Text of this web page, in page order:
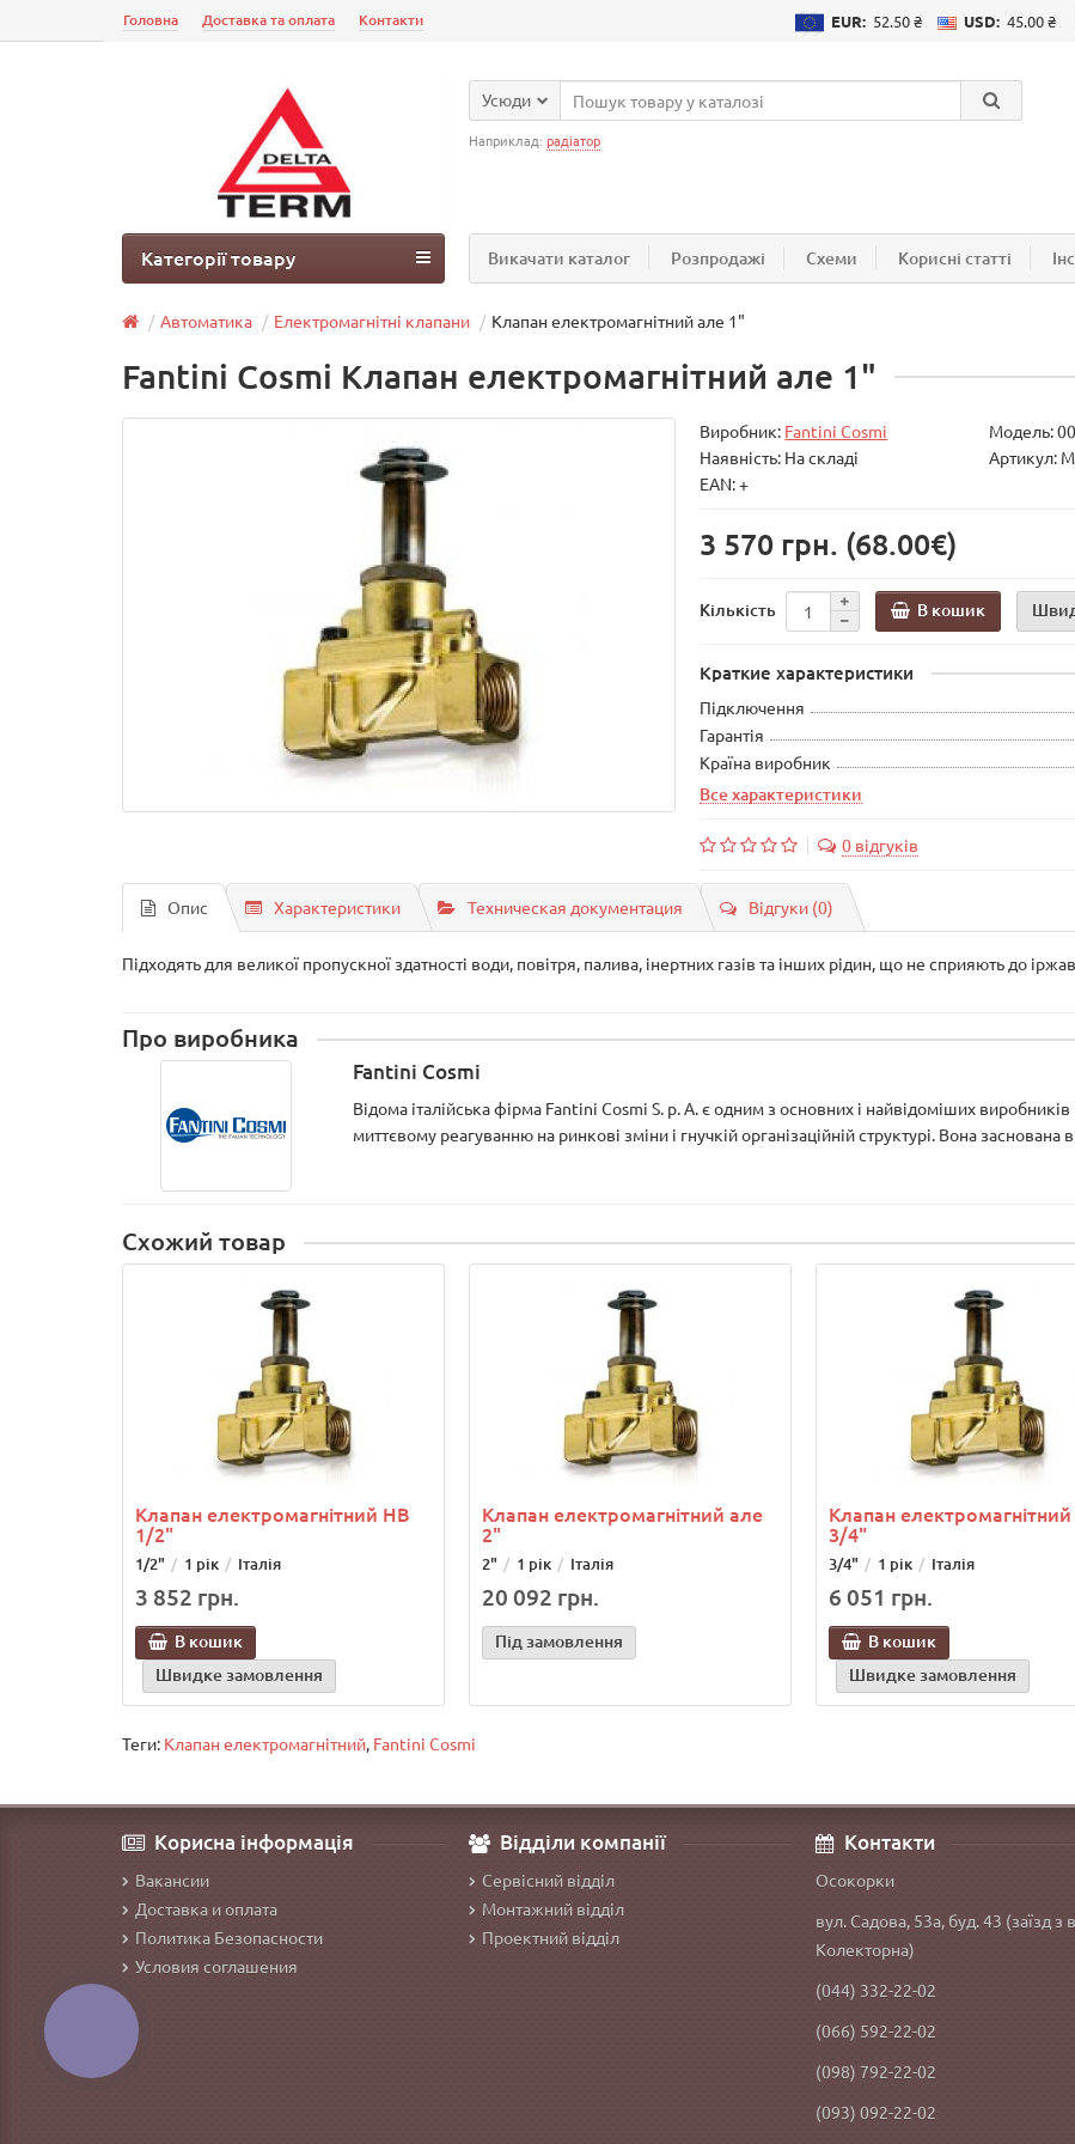
EUR: 52.50 ₴ USD: 45.00 ₴
Головна Доставка та оплата Контакти
Усюди
Наприклад: радіатор
Викачати каталог Розпродажі Схеми Корисні статті
Категорії товару
Автоматика Електромагнітні клапани Клапан електромагнітний але 1"
Fantini Cosmi Клапан електромагнітний але 1"
Виробник: Fantini Cosmi Модель:
Наявність: На складі
Артикул:
EAN: +
3 570 грн. (68.00€)
Кількість В кошик
Краткие характеристики
Підключення
Гарантія
Країна виробник
Все характеристики
0 відгуків
Опис Характеристики Техническая документация Відгуки (0)
Підходять для великої пропускної здатності води, повітря, палива, інертних газів та інших рідин, що не сприяють до
Про виробника
Fantini Cosmi
Відома італійська фірма Fantini Cosmi S. p. A. є одним з основних і найвідоміших
миттєвому реагуванню на ринкові зміни і гнучкій організаційній структурі. Вона заснована
Схожий товар
Клапан електромагнітний НВ
1/2"
1/2" 1 рік Італія
3 852 грн.
В кошик
Швидке замовлення
Клапан електромагнітний але
2"
2" 1 рік Італія
20 092 грн.
Під замовлення
Клапан
3/4"
3/4" 1 рік Італія
6 051 грн.
В кошик
Швидке замовлення
Теги: Клапан електромагнітний, Fantini Cosmi
Корисна інформація
Вакансии
Доставка и оплата
Политика Безопасности
Условия соглашения
Відділи компанії
Сервісний відділ
Монтажний відділ
Проектний відділ
Контакти
Осокорки
вул. Садова, 53а, буд. 43 (заїзд з
Колекторна)
(044) 332-22-02
(066) 592-22-02
(098) 792-22-02
(093) 092-22-02